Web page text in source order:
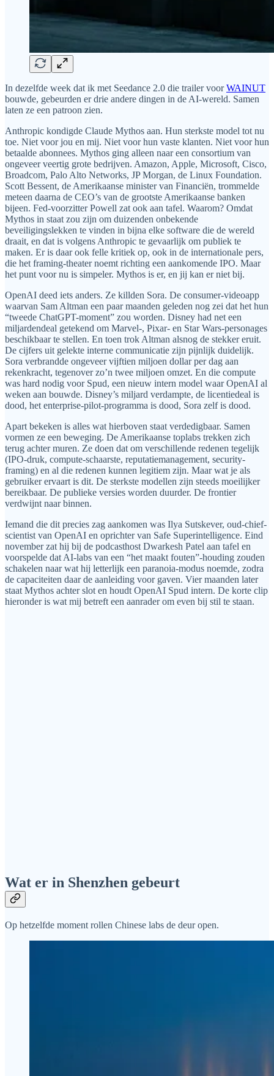
In dezelfde week dat ik met Seedance 2.0 die trailer voorWAINUT
bouwde, gebeurden er drie andere dingen in de AI-wereld. Samen
laten ze een patroon zien.
Anthropic kondigde Claude Mythos aan. Hun sterkste model tot nu
toe. Niet voor jou en mij. Niet voor hun vaste klanten. Niet voor hun
betaalde abonnees. Mythos ging alleen naar een consortium van
ongeveer veertig grote bedrijven. Amazon, Apple, Microsoft, Cisco,
Broadcom, Palo Alto Networks, JP Morgan, de Linux Foundation.
Scott Bessent, de Amerikaanse minister van Financiën, trommelde
meteen daarna de CEO’s van de grootste Amerikaanse banken
bijeen. Fed-voorzitter Powell zat ook aan tafel. Waarom? Omdat
Mythos in staat zou zijn om duizenden onbekende
beveiligingslekken te vinden in bijna elke software die de wereld
draait, en dat is volgens Anthropic te gevaarlijk om publiek te
maken. Er is daar ook felle kritiek op, ook in de internationale pers,
die het framing-theater noemt richting een aankomende IPO. Maar
het punt voor nu is simpeler. Mythos is er, en jij kan er niet bij.
OpenAI deed iets anders. Ze killden Sora. De consumer-videoapp
waarvan Sam Altman een paar maanden geleden nog zei dat het hun
“tweede ChatGPT-moment” zou worden. Disney had net een
miljardendeal getekend om Marvel-, Pixar- en Star Wars-personages
beschikbaar te stellen. En toen trok Altman alsnog de stekker eruit.
De cijfers uit gelekte interne communicatie zijn pijnlijk duidelijk.
Sora verbrandde ongeveer vijftien miljoen dollar per dag aan
rekenkracht, tegenover zo’n twee miljoen omzet. En die compute
was hard nodig voor Spud, een nieuw intern model waar OpenAI al
weken aan bouwde. Disney’s miljard verdampte, de licentiedeal is
dood, het enterprise-pilot-programma is dood, Sora zelf is dood.
Apart bekeken is alles wat hierboven staat verdedigbaar. Samen
vormen ze een beweging. De Amerikaanse toplabs trekken zich
terug achter muren. Ze doen dat om verschillende redenen tegelijk
(IPO-druk, compute-schaarste, reputatiemanagement, security-
framing) en al die redenen kunnen legitiem zijn. Maar wat je als
gebruiker ervaart is dit. De sterkste modellen zijn steeds moeilijker
bereikbaar. De publieke versies worden duurder. De frontier
verdwijnt naar binnen.
Iemand die dit precies zag aankomen was Ilya Sutskever, oud-chief-
scientist van OpenAI en oprichter van Safe Superintelligence. Eind
november zat hij bij de podcasthost Dwarkesh Patel aan tafel en
voorspelde dat AI-labs van een “het maakt fouten”-houding zouden
schakelen naar wat hij letterlijk een paranoia-modus noemde, zodra
de capaciteiten daar de aanleiding voor gaven. Vier maanden later
staat Mythos achter slot en houdt OpenAI Spud intern. De korte clip
hieronder is wat mij betreft een aanrader om even bij stil te staan.
Wat er in Shenzhen gebeurt
Op hetzelfde moment rollen Chinese labs de deur open.